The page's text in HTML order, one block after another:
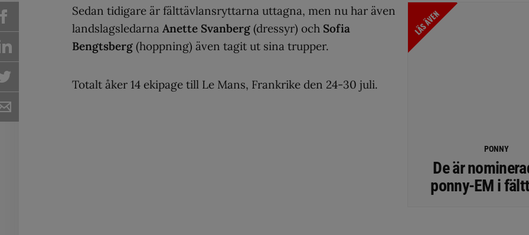
LÄS ÄVEN
PONNY
De är
ponny-EM i
Sedan tidigare är fälttävlansryttarna uttagna, men nu har även
landslagsledarna Anette Svanberg (dressyr) och Sofia
Bengtsberg (hoppning) även tagit ut sina trupper.
Totalt åker 14 ekipage till Le Mans, Frankrike den 24-30 juli.